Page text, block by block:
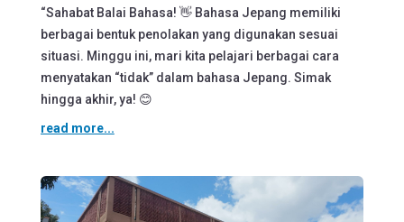
“Sahabat Balai Bahasa! 👋 Bahasa Jepang memiliki
berbagai bentuk penolakan yang digunakan sesuai
situasi. Minggu ini, mari kita pelajari berbagai cara
menyatakan “tidak” dalam bahasa Jepang. Simak
hingga akhir, ya! 😊
read more...